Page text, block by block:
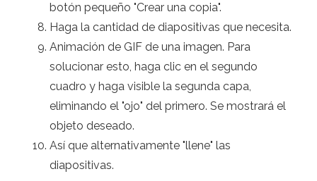
botón pequeño "Crear una copia".
Haga la cantidad de diapositivas que necesita.
Animación de GIF de una imagen. Para
solucionar esto, haga clic en el segundo
cuadro y haga visible la segunda capa,
eliminando el "ojo" del primero. Se mostrará el
objeto deseado.
Así que alternativamente "llene" las
diapositivas.